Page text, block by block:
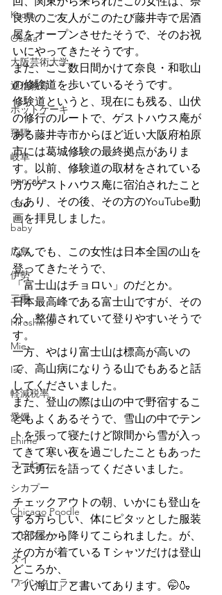
Kyoto
Osaka
大阪芸術大学
通信教育
ホットケーキ
飛騨
岐阜
pancake
Gifu
baby
広島
伊勢
三重
Hiroshima
Mie
Ise
軽減税率
愛媛
Ehime
コーヒー
シカプー
Chicago Poodle
ブレスレット
タイ
ワインクーラー
良県のご友人がこのたび藤井寺で居酒
屋をオープンさせたそうで、そのお祝
いにやってきたそうです。
また、ここ数日間かけて奈良・和歌山
の修験道を歩いているそうです。
修験道というと、現在にも残る、山伏
の修行のルートで、ゲストハウス庵が
ある藤井寺市からほど近い大阪府柏原
市には葛城修験の最終拠点がありま
す。以前、修験道の取材をされている
方がゲストハウス庵に宿泊されたこと
もあり、その後、その方のYouTube動
画を拝見しました。
なんでも、この女性は日本全国の山を
登ってきたそうで、
「富士山はチョロい」のだとか。
日本最高峰である富士山ですが、その
分、整備されていて登りやすいそうで
す。
一方、やはり富士山は標高が高いの
で、高山病になりうる山でもあると話
してくださいました。
また、登山の際は山の中で野宿するこ
ともよくあるそうで、雪山の中でテン
トを張って寝たけど隙間から雪が入っ
てきて寒い夜を過ごしたこともあった
と武勇伝を語ってくださいました。
チェックアウトの朝、いかにも登山を
する方らしい、体にピタッとした服装
で部屋から降りてこられました。が、
その方が着ているＴシャツだけは登山
どころか、
「八海山」と書いてあります。🤭🍶